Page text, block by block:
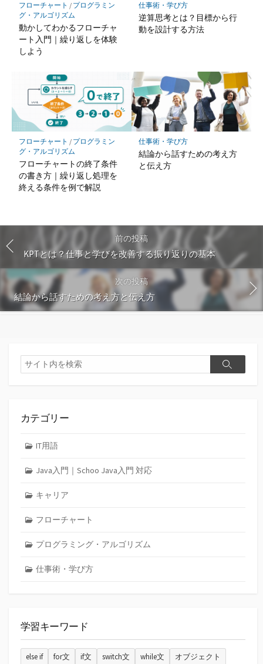
フローチャート / プログラミン
グ・アルゴリズム
動かしてわかるフローチャ
ート入門｜繰り返しを体験
しよう
仕事術・学び方
逆算思考とは？目標から行
動を設計する方法
フローチャート / プログラミン
グ・アルゴリズム
フローチャートの終了条件
の書き方｜繰り返し処理を
終える条件を例で解説
仕事術・学び方
結論から話すための考え方
と伝え方
前の投稿
KPTとは？仕事と学びを改善する振り返りの基本
次の投稿
結論から話すための考え方と伝え方
検
索
検
カテゴリー
IT用語
Java入門｜Schoo Java入門 対応
キャリア
フローチャート
プログラミング・アルゴリズム
仕事術・学び方
学習キーワード
else if for文 if文 switch文 while文 オブジェクト